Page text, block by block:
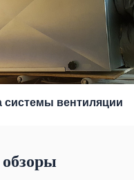
системы вентиляции